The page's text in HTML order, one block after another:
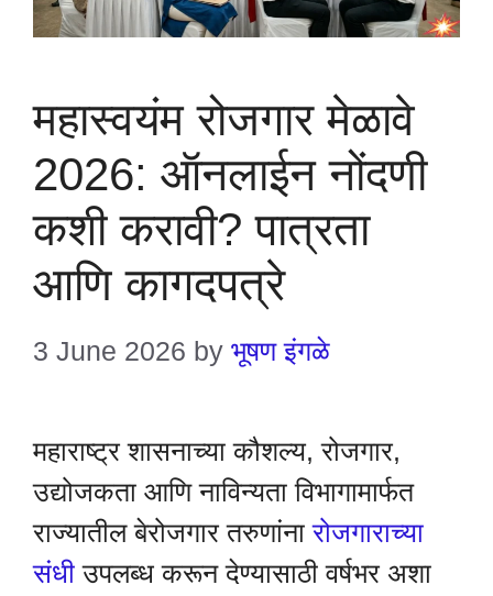
महास्वयंम रोजगार मेळावे
2026: ऑनलाईन नोंदणी
कशी करावी? पात्रता
आणि कागदपत्रे
3 June 2026 by भूषण इंगळे
महाराष्ट्र शासनाच्या कौशल्य, रोजगार,
उद्योजकता आणि नाविन्यता विभागामार्फत
राज्यातील बेरोजगार तरुणांनारोजगाराच्या
संधी उपलब्ध करून देण्यासाठी वर्षभर अशा